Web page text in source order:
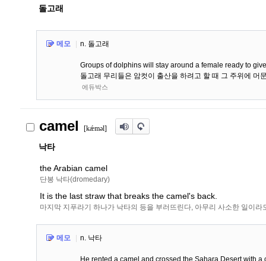
돌고래
메모 n. 돌고래
Groups of dolphins will stay around a female ready to
돌고래 무리들은 암컷이 출산을 하려고 할 때 그 주위에 머
에듀박스
camel [kǽməl]
낙타
the Arabian camel
단봉 낙타(dromedary)
It is the last straw that breaks the camel's back.
마지막 지푸라기 하나가 낙타의 등을 부러뜨린다, 아무리 사소한 일이
메모 n. 낙타
He rented a camel and crossed the Sahara Desert with a